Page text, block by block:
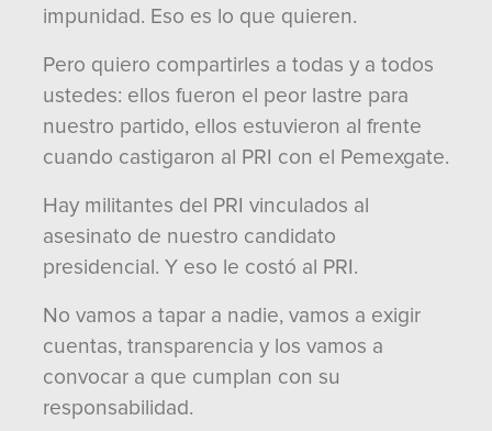
impunidad. Eso es lo que quieren.
Pero quiero compartirles a todas y a todos
ustedes: ellos fueron el peor lastre para
nuestro partido, ellos estuvieron al frente
cuando castigaron al PRI con el Pemexgate.
Hay militantes del PRI vinculados al
asesinato de nuestro candidato
presidencial. Y eso le costó al PRI.
No vamos a tapar a nadie, vamos a exigir
cuentas, transparencia y los vamos a
convocar a que cumplan con su
responsabilidad.